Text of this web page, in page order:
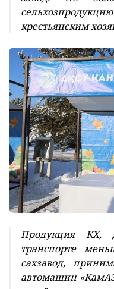
крестьянским
Продукция КХ,
транспорте
сахзавод,
автомашин